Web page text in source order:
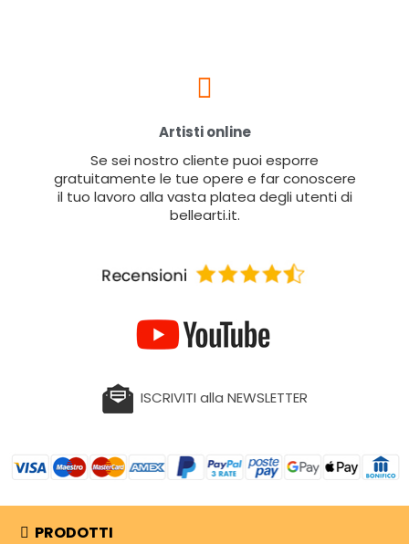
Artisti online
Se sei nostro cliente puoi esporre
gratuitamente le tue opere e far conoscere
il tuo lavoro alla vasta platea degli utenti di
bellearti.it.
ISCRIVITI alla NEWSLETTER
PRODOTTI